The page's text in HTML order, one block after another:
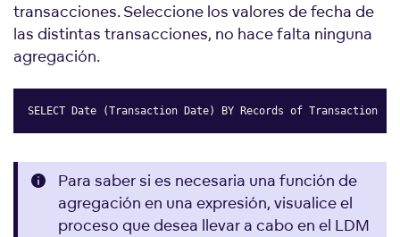
transacciones. Seleccione los valores de fecha de
las distintas transacciones, no hace falta ninguna
agregación.
SELECT Date (Transaction Date) BY Records of Transaction
Copy
Para saber si es necesaria una función de
agregación en una expresión, visualice el
proceso que desea llevar a cabo en el LDM